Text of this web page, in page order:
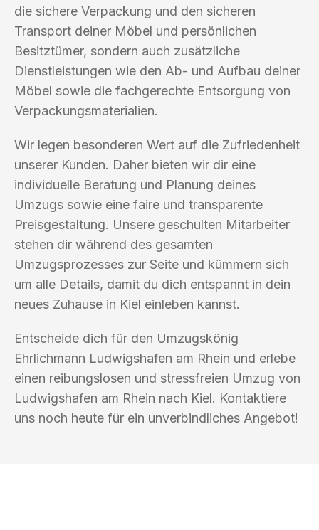
die sichere Verpackung und den sicheren
Transport deiner Möbel und persönlichen
Besitztümer, sondern auch zusätzliche
Dienstleistungen wie den Ab- und Aufbau deiner
Möbel sowie die fachgerechte Entsorgung von
Verpackungsmaterialien.
Wir legen besonderen Wert auf die Zufriedenheit
unserer Kunden. Daher bieten wir dir eine
individuelle Beratung und Planung deines
Umzugs sowie eine faire und transparente
Preisgestaltung. Unsere geschulten Mitarbeiter
stehen dir während des gesamten
Umzugsprozesses zur Seite und kümmern sich
um alle Details, damit du dich entspannt in dein
neues Zuhause in Kiel einleben kannst.
Entscheide dich für den Umzugskönig
Ehrlichmann Ludwigshafen am Rhein und erlebe
einen reibungslosen und stressfreien Umzug von
Ludwigshafen am Rhein nach Kiel. Kontaktiere
uns noch heute für ein unverbindliches Angebot!